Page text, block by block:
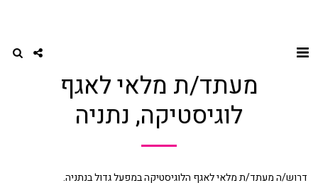
דף הבית
מעתד/ת מלאי לאגף
לוגיסטיקה, נתניה
דרוש/ה מעתד/ת מלאי לאגף הלוגיסטיקה במפעל גדול בנתניה.